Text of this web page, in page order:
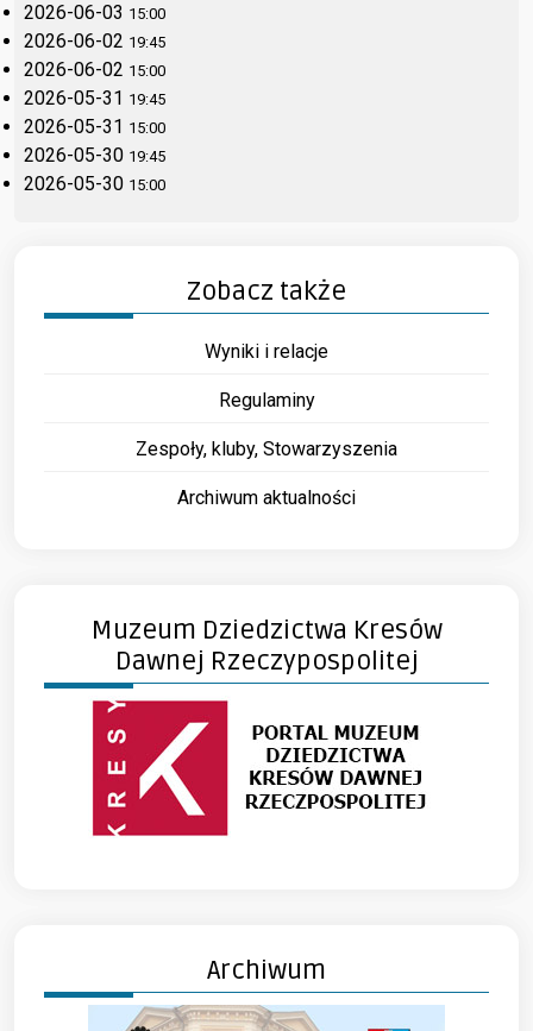
Zobacz także
Wyniki i relacje
Regulaminy
Zespoły, kluby, Stowarzyszenia
Archiwum aktualności
Muzeum Dziedzictwa Kresów
Dawnej Rzeczypospolitej
Archiwum
2026-06-03 15:00
2026-06-02 19:45
2026-06-02 15:00
2026-05-31 19:45
2026-05-31 15:00
2026-05-30 19:45
2026-05-30 15:00